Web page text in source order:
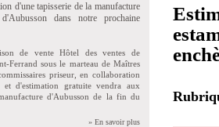
d'une tapisserie de la manufacture
dans notre prochaine
de vente Hôtel des ventes de
Ferrand sous le marteau de Maîtres
priseur, en collaboration
et d'estimation gratuite vendra aux
d'Aubusson de la fin du
» En savoir plus